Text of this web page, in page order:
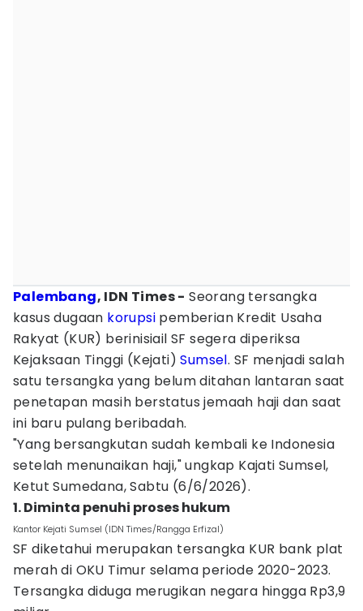
Palembang, IDN Times - Seorang tersangka
kasus dugaan korupsi pemberian Kredit Usaha
Rakyat (KUR) berinisiail SF segera diperiksa
Kejaksaan Tinggi (Kejati)Sumsel. SF menjadi salah
satu tersangka yang belum ditahan lantaran saat
penetapan masih berstatus jemaah haji dan saat
ini baru pulang beribadah.
"Yang bersangkutan sudah kembali ke Indonesia
setelah menunaikan haji," ungkap Kajati Sumsel,
Ketut Sumedana, Sabtu (6/6/2026).
1. Diminta penuhi proses hukum
Kantor Kejati Sumsel (IDN Times/Rangga Erfizal)
SF diketahui merupakan tersangka KUR bank plat
merah di OKU Timur selama periode 2020-2023.
Tersangka diduga merugikan negara hingga Rp3,9